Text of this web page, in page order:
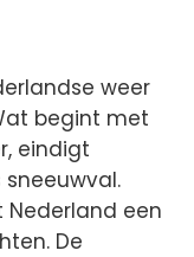
weer
begint met
eindigt
Nederland een
De